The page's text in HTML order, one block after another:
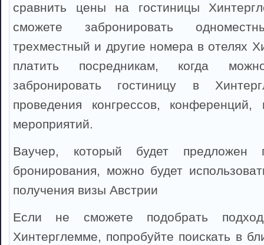
сравнить цены на гостиницы
сможете забронировать
трехместный и другие номера в отелях
платить посредникам, когда
забронировать гостиницу в
проведения конгрессов, конференций,
мероприятий.
Ваучер, который будет предложен
бронирования, можно будет
получения визы Австрии
Если не сможете подобрать
Хинтерглемме, попробуйте поискать в